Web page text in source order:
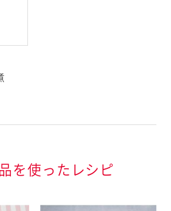
を使ったレシピ